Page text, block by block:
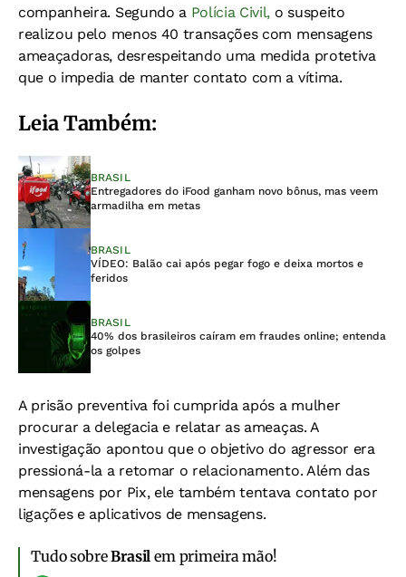
companheira. Segundo a Polícia Civil, o suspeito
realizou pelo menos 40 transações com mensagens
ameaçadoras, desrespeitando uma medida protetiva
que o impedia de manter contato com a vítima.
Leia Também:
BRASIL
Entregadores do iFood ganham novo bônus, mas veem
armadilha em metas
BRASIL
VÍDEO: Balão cai após pegar fogo e deixa mortos e
feridos
BRASIL
40% dos brasileiros caíram em fraudes online; entenda
os golpes
A prisão preventiva foi cumprida após a mulher
procurar a delegacia e relatar as ameaças. A
investigação apontou que o objetivo do agressor era
pressioná-la a retomar o relacionamento. Além das
mensagens por Pix, ele também tentava contato por
ligações e aplicativos de mensagens.
Tudo sobreBrasil em primeira mão!